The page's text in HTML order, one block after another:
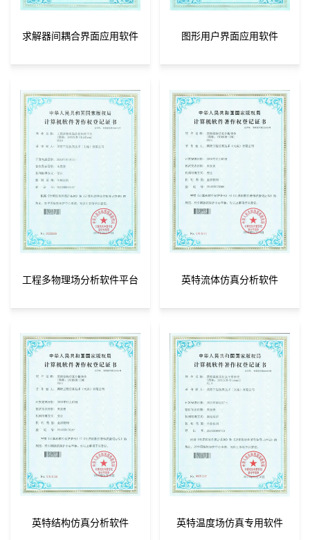
求解器间耦合界面应用软件 图形用户界面应用软件
工程多物理场分析软件平台 英特流体仿真分析软件
英特结构仿真分析软件 英特温度场仿真专用软件